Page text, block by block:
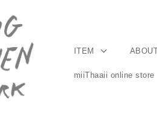
ITEM ABOUT
miiThaaii online store